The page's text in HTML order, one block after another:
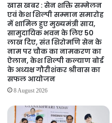
खास खबर : सेन शक्ति सम्मेलन
एवं केश शिल्पी सम्मान समारोह
में शामिल हुए मुख्यमंत्री साय,
सामुदायिक भवन के लिए 50
लाख दिए, संत शिरोमणि सेन के
नाम पर चौक का नामकरण का
ऐलान, केश शिल्पी कल्याण बोर्ड
के अध्यक्ष गौरीशंकर श्रीवास का
सफल आयोजन
8 August 2026